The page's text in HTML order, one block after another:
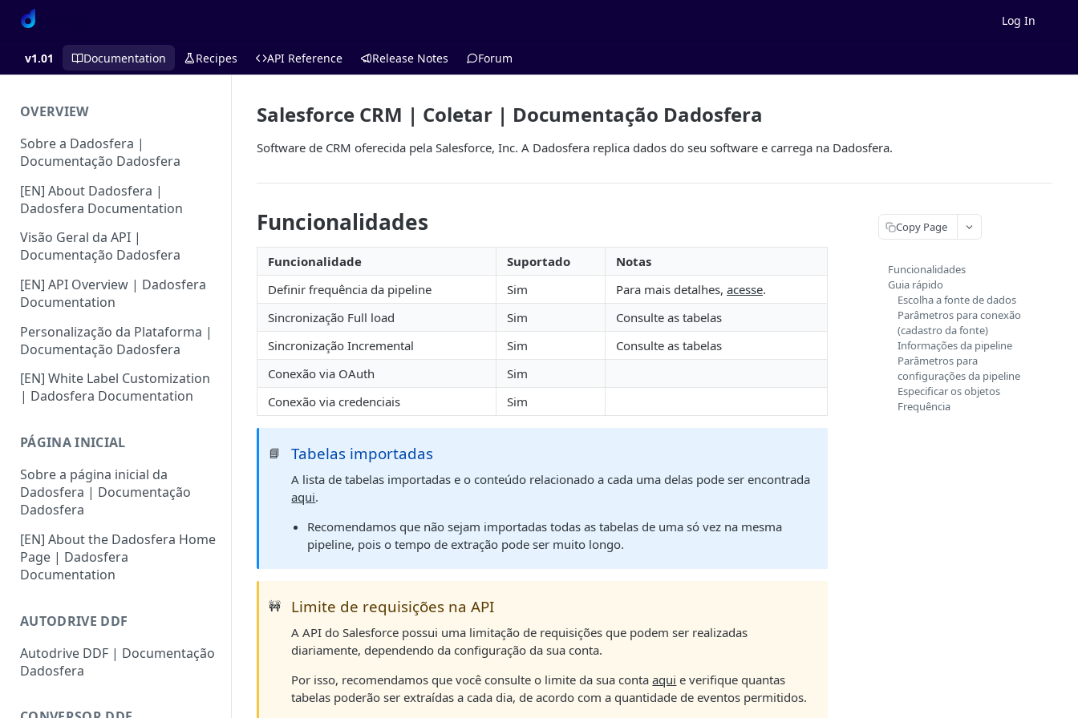
Log In
v1.01 Documentation Recipes API Reference Release Notes Forum
OVERVIEW
Sobre a Dadosfera |
Documentação Dadosfera
[EN] About Dadosfera |
Dadosfera Documentation
Visão Geral da API |
Documentação Dadosfera
[EN] API Overview | Dadosfera
Documentation
Personalização da Plataforma |
Documentação Dadosfera
[EN] White Label Customization
| Dadosfera Documentation
PÁGINA INICIAL
Sobre a página inicial da
Dadosfera | Documentação
Dadosfera
[EN] About the Dadosfera Home
Page | Dadosfera
Documentation
AUTODRIVE DDF
Autodrive DDF | Documentação
Dadosfera
Salesforce CRM | Coletar | Documentação Dadosfera
Software de CRM oferecida pela Salesforce, Inc. A Dadosfera replica dados do seu software e carrega na Dadosfera.
Funcionalidades
Funcionalidade Suportado
Notas
Definir frequência da pipeline
Sim Para mais detalhes, acesse.
Sincronização Full load
Sim
Consulte as tabelas
Sincronização Incremental
Sim
Consulte as tabelas
Conexão via OAuth
Sim
Conexão via credenciais
Sim
📘 Tabelas importadas
A lista de tabelas importadas e o conteúdo relacionado a cada uma delas pode ser encontrada
aqui.
Recomendamos que não sejam importadas todas as tabelas de uma só vez na mesma
pipeline, pois o tempo de extração pode ser muito longo.
🚧 Limite de requisições na API
A API do Salesforce possui uma limitação de requisições que podem ser realizadas
diariamente, dependendo da configuração da sua conta.
Por isso, recomendamos que você consulte o limite da sua contaaqui e verifique quantas
tabelas poderão ser extraídas a cada dia, de acordo com a quantidade de eventos permitidos.
Copy Page
Funcionalidades
Guia rápido
Escolha a fonte de dados
Parâmetros para conexão
(cadastro da fonte)
Informações da pipeline
Parâmetros para
configurações da pipeline
Especificar os objetos
Frequência